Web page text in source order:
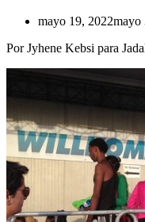
mayo 19, 2022mayo
Por Jyhene Kebsi para